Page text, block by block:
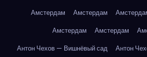
Амстердам
Амстердам
Амстердам
Амстердам
Антон Чехов — Вишнёвый сад
Антон